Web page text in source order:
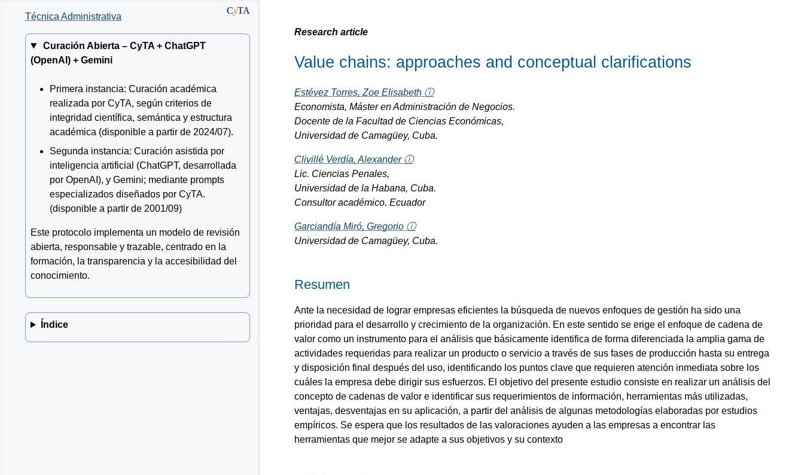
CyTA
Técnica Administrativa
Curación Abierta – CyTA+ ChatGPT
(OpenAI) + Gemini
Primera instancia: Curación académica
realizada por CyTA, según criterios de
integridad científica, semántica y estructura
académica (disponible a partir de 2024/07).
Segunda instancia: Curación asistida por
inteligencia artificial (ChatGPT, desarrollada
por OpenAI), y Gemini; mediante prompts
especializados diseñados por CyTA.
(disponible a partir de 2001/09)
Este protocolo implementa un modelo de revisión
abierta, responsable y trazable, centrado en la
formación, la transparencia y la accesibilidad del
conocimiento.
Índice
Research article
Value chains: approaches and conceptual clarifications
Estévez Torres, Zoe Elisabeth ⓘ
Economista, Máster en Administración de Negocios.
Docente de la Facultad de Ciencias Económicas,
Universidad de Camagüey, Cuba.
Clivillé Verdía, Alexander ⓘ
Lic. Ciencias Penales,
Universidad de la Habana, Cuba.
Consultor académico. Ecuador
Garciandía Miró, Gregorio ⓘ
Universidad de Camagüey, Cuba.
Resumen
Ante la necesidad de lograr empresas eficientes la búsqueda de nuevos enfoques de gestión ha sido una
prioridad para el desarrollo y crecimiento de la organización. En este sentido se erige el enfoque de cadena de
valor como un instrumento para el análisis que básicamente identifica de forma diferenciada la amplia gama de
actividades requeridas para realizar un producto o servicio a través de sus fases de producción hasta su entrega
y disposición final después del uso, identificando los puntos clave que requieren atención inmediata sobre los
cuáles la empresa debe dirigir sus esfuerzos. El objetivo del presente estudio consiste en realizar un análisis del
concepto de cadenas de valor e identificar sus requerimientos de información, herramientas más utilizadas,
ventajas, desventajas en su aplicación, a partir del análisis de algunas metodologías elaboradas por estudios
empíricos. Se espera que los resultados de las valoraciones ayuden a las empresas a encontrar las
herramientas que mejor se adapte a sus objetivos y su contexto